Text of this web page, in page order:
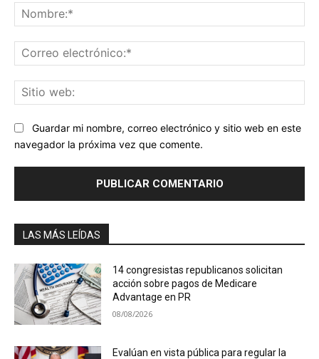
Guardar mi nombre, correo electrónico y sitio web en este
navegador la próxima vez que comente.
LAS MÁS LEÍDAS
14 congresistas republicanos solicitan
acción sobre pagos de Medicare
Advantage en PR
08/08/2026
Evalúan en vista pública para regular la